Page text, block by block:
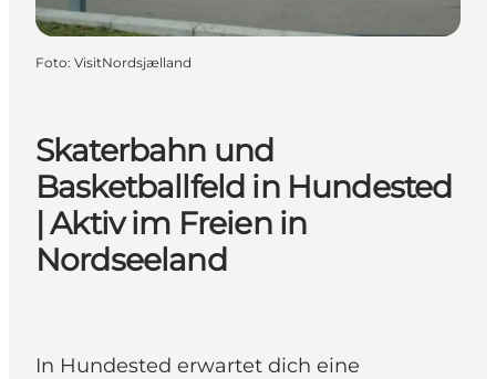
Skaterbahn und
Basketballfeld in Hundested
| Aktiv im Freien in
Nordseeland
In Hundested erwartet dich eine
Foto: VisitNordsjælland